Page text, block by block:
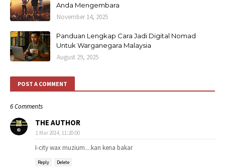
Anda Mengembara
November 14, 2025
Panduan Lengkap Cara Jadi Digital Nomad
Untuk Warganegara Malaysia
August 29, 2025
POST A COMMENT
6 Comments
THE AUTHOR
1 Mar 2014, 11:20:00
I-city wax muzium....kan kena bakar
Reply Delete